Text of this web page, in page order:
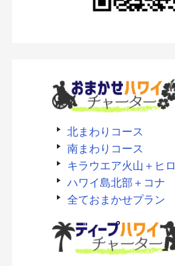
北まわりコース
南まわりコース
キラウエア火山＋ヒロ
ハワイ島北部＋コナ
全ておまかせプラン